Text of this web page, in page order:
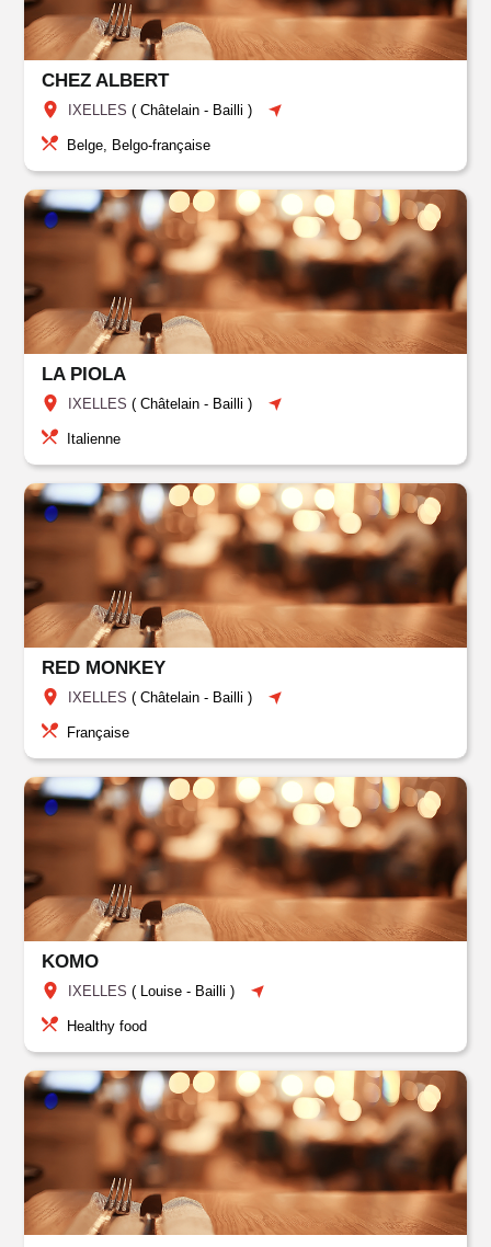
CHEZ ALBERT
IXELLES (Châtelain - Bailli )
Belge, Belgo-française
LA PIOLA
IXELLES (Châtelain - Bailli )
Italienne
RED MONKEY
IXELLES (Châtelain - Bailli )
Française
KOMO
IXELLES ( Louise - Bailli )
Healthy food